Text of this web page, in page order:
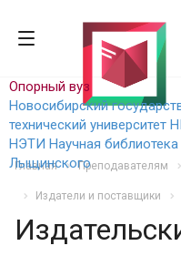
Опорный вуз
Новосибирский
технический университет
НЭТИ Научная
Лыщинского
Главная Преподавателям
Издатели и поставщики